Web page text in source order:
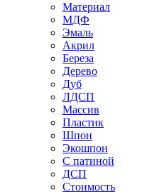
Материал
МДФ
Эмаль
Акрил
Береза
Дерево
Дуб
ЛДСП
Массив
Пластик
Шпон
Экошпон
С патиной
ДСП
Стоимость